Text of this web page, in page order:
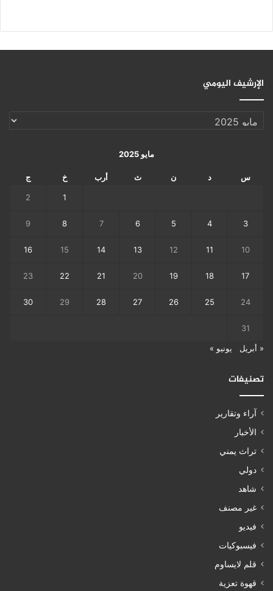
الإرشيف اليومي
الإرشيف
مايو 2025
س د ن ث أرب خ ج
1
2
3
4
5
6
7
8
9
10
11
12
13
14
15
16
17
18
19
20
21
22
23
24
25
26
27
28
29
30
31
« أبريل يونيو »
تصنيفات
آراء وتقارير
الأخبار
تراث يمني
دولي
شاهد
غير مصنف
فيديو
فيسبوكيات
قلم لايساوم
قهوة تعزية